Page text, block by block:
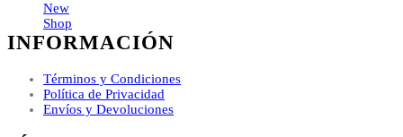
New
Shop
INFORMACIÓN
Términos y Condiciones
Política de Privacidad
Envíos y Devoluciones